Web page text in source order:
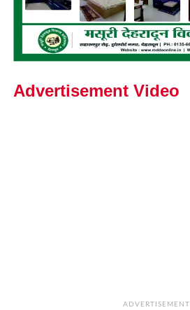
Advertisement Video
ADVERTISEMENT